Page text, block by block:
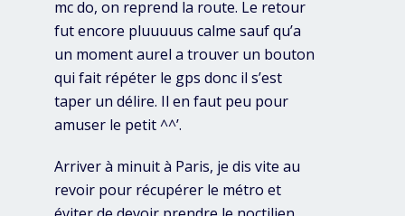
mc do, on reprend la route. Le retour
fut encore pluuuuus calme sauf qu’a
un moment aurel a trouver un bouton
qui fait répéter le gps donc il s’est
taper un délire. Il en faut peu pour
amuser le petit ^^’.
Arriver à minuit à Paris, je dis vite au
revoir pour récupérer le métro et